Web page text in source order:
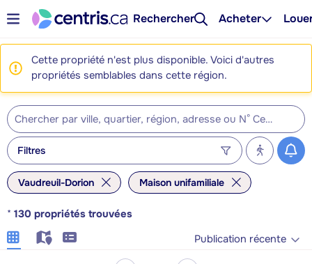
Rechercher Acheter
Cette propriété n'est plus disponible. Voici d'autres
propriétés semblables dans cette région.
Filtres
Vaudreuil-Dorion Maison unifamiliale
* 130 propriétés trouvées
Publication récente